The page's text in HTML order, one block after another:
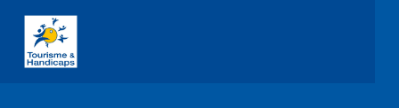
ASSOCIATION TOURISME ET HANDICAPS